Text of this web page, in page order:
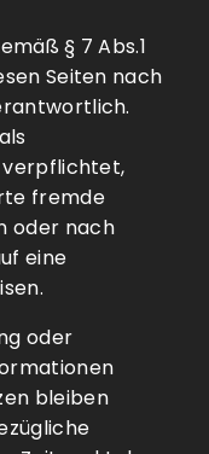
§ 7 Abs.1
Seiten nach
fremde
oder nach
eine
oder
bleiben